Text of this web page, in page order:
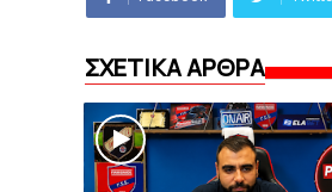
ΣΧΕΤΙΚΑ ΑΡΘΡΑ